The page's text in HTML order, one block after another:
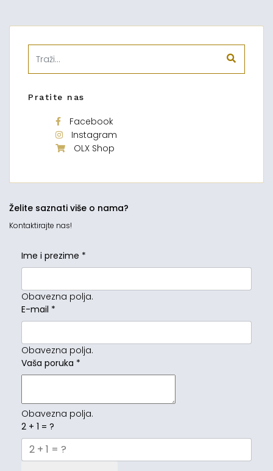
Pratite nas
Facebook
Instagram
OLX Shop
Želite saznati više o nama?
Kontaktirajte nas!
Ime i prezime *
Obavezna polja.
E-mail *
Obavezna polja.
Vaša poruka *
Obavezna polja.
2 + 1 = ?